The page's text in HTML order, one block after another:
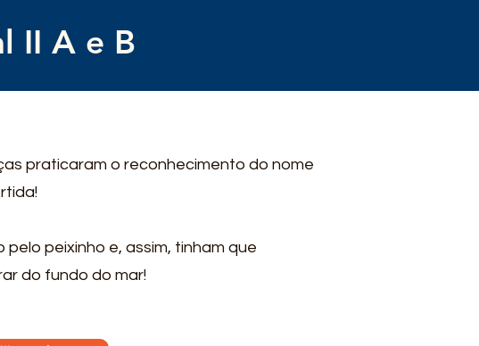
II A e B
praticaram o reconhecimento do nome
peixinho e, assim, tinham que
do fundo do mar!